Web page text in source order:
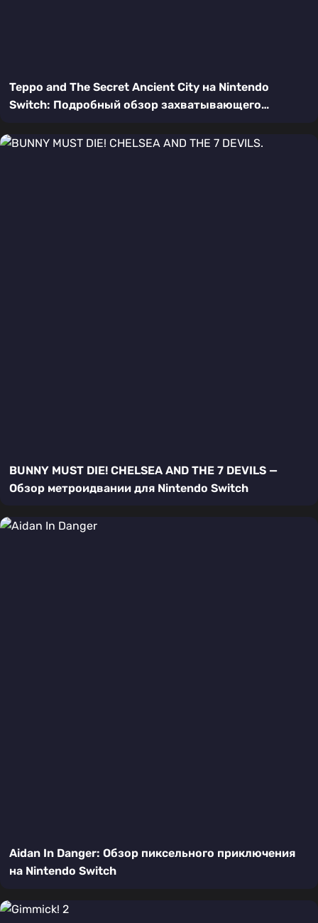
Teppo and The Secret Ancient City на Nintendo
Switch: Подробный обзор захватывающего
BUNNY MUST DIE! CHELSEA AND THE 7 DEVILS —
Обзор метроидвании для Nintendo Switch
Aidan In Danger: Обзор пиксельного приключения
на Nintendo Switch